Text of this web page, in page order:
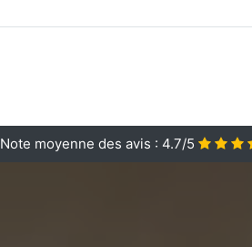
Note moyenne des avis : 4.7/5